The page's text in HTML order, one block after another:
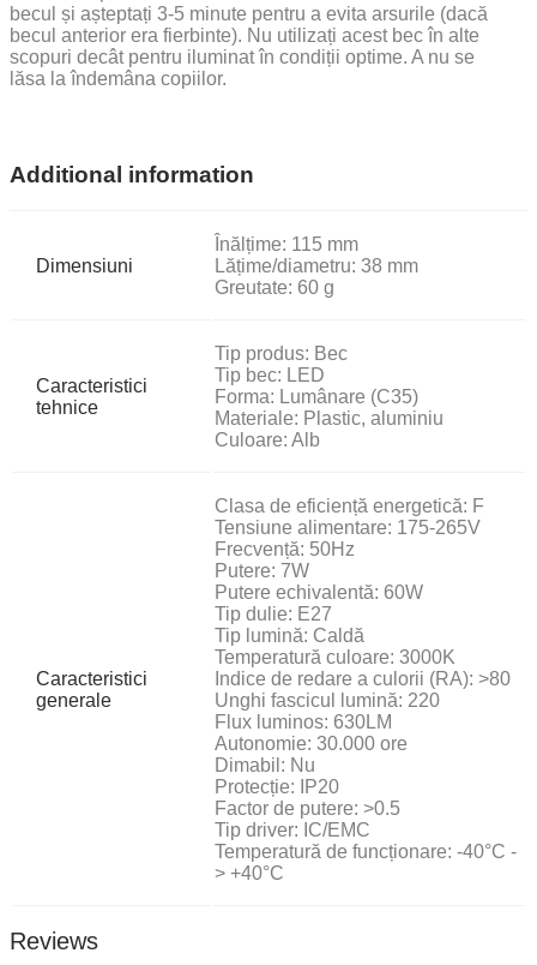
becul și așteptați 3-5 minute pentru a evita arsurile (dacă
becul anterior era fierbinte). Nu utilizați acest bec în alte
scopuri decât pentru iluminat în condiții optime. A nu se
lăsa la îndemâna copiilor.
Additional information
Dimensiuni
Înălțime: 115 mm
Lățime/diametru: 38 mm
Greutate: 60 g
Caracteristici
tehnice
Tip produs: Bec
Tip bec: LED
Forma: Lumânare (C35)
Materiale: Plastic, aluminiu
Culoare: Alb
Caracteristici
generale
Clasa de eficiență energetică: F
Tensiune alimentare: 175-265V
Frecvență: 50Hz
Putere: 7W
Putere echivalentă: 60W
Tip dulie: E27
Tip lumină: Caldă
Temperatură culoare: 3000K
Indice de redare a culorii (RA): >80
Unghi fascicul lumină: 220
Flux luminos: 630LM
Autonomie: 30.000 ore
Dimabil: Nu
Protecție: IP20
Factor de putere: >0.5
Tip driver: IC/EMC
Temperatură de funcționare: -40°C -
> +40°C
Reviews